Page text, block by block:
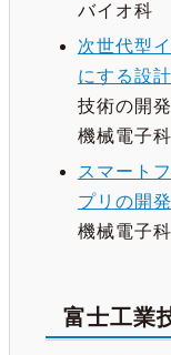
バイオ科
次世代型
にする設
技術の開発
機械電子科
スマート
プリの開発
機械電子科
富士工業